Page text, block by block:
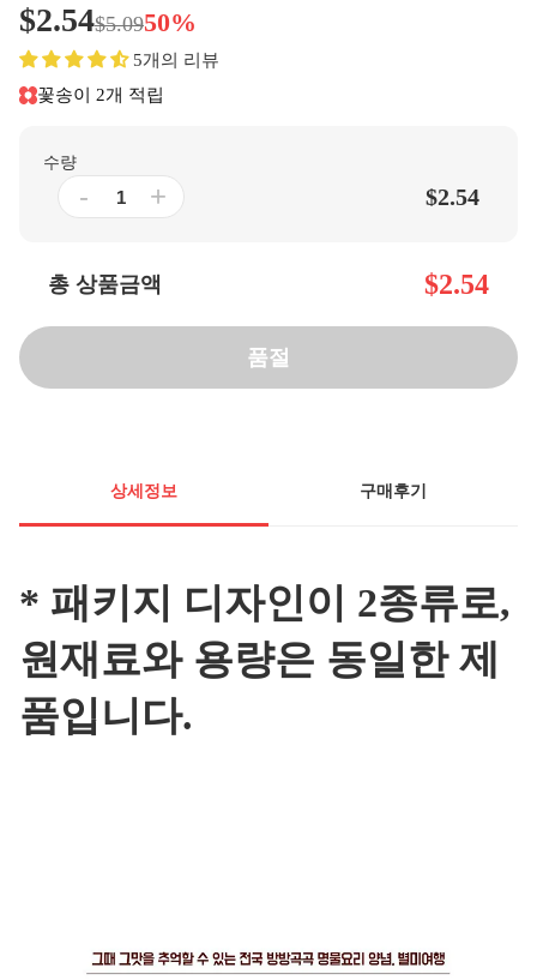
$2.54$5.0950%
5개의 리뷰
꽃송이 2개 적립
수량
- + $2.54
총 상품금액 $2.54
품절
상세정보 구매후기
* 패키지 디자인이 2종류로,
원재료와 용량은 동일한 제
품입니다.